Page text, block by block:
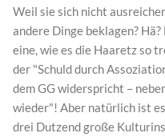
Weil sie sich nicht
andere Dinge beklagen?
eine, wie es die Haaretz so
der "Schuld durch
dem GG widerspricht –
wieder"! Aber natürlich ist
drei Dutzend große